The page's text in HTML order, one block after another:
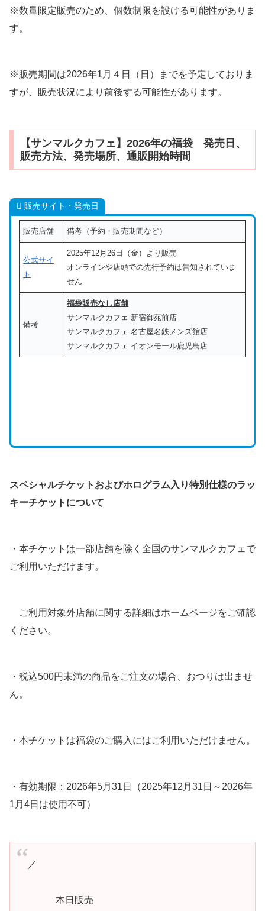
※数量限定販売のため、個数制限を設ける可能性がありま
す。
※販売期間は2026年1月４日（日）までを予定しておりま
すが、販売状況により前後する可能性があります。
【サンマルクカフェ】2026年の福袋 発売日、
販売方法、発売場所、通販開始時間
販売サイト・発売日
販売店舗 備考（予約・販売期間など）
公式サイ
ト
2025年12月26日（金）より販売
オンラインや店頭での先行予約は告知されていま
せん
備考
福袋販売なし店舗
サンマルクカフェ 新宿御苑前店
サンマルクカフェ 名古屋名鉄メンズ館店
サンマルクカフェ イオンモール鹿児島店
スペシャルチケットおよびホログラム入り特別仕様のラッ
キーチケットについて
・本チケットは一部店舗を除く全国のサンマルクカフェで
ご利用いただけます。
ご利用対象外店舗に関する詳細はホームページをご確認
ください。
・税込500円未満の商品をご注文の場合、おつりは出ませ
ん。
・本チケットは福袋のご購入にはご利用いただけません。
・有効期限：2026年5月31日（2025年12月31日～2026年
1月4日は使用不可）
／
本日販売